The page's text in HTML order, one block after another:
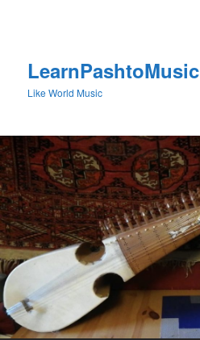
LearnPashtoMusic
Like World Music